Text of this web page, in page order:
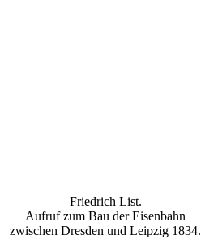
Friedrich List.
Aufruf zum Bau der Eisenbahn
zwischen Dresden und Leipzig 1834.